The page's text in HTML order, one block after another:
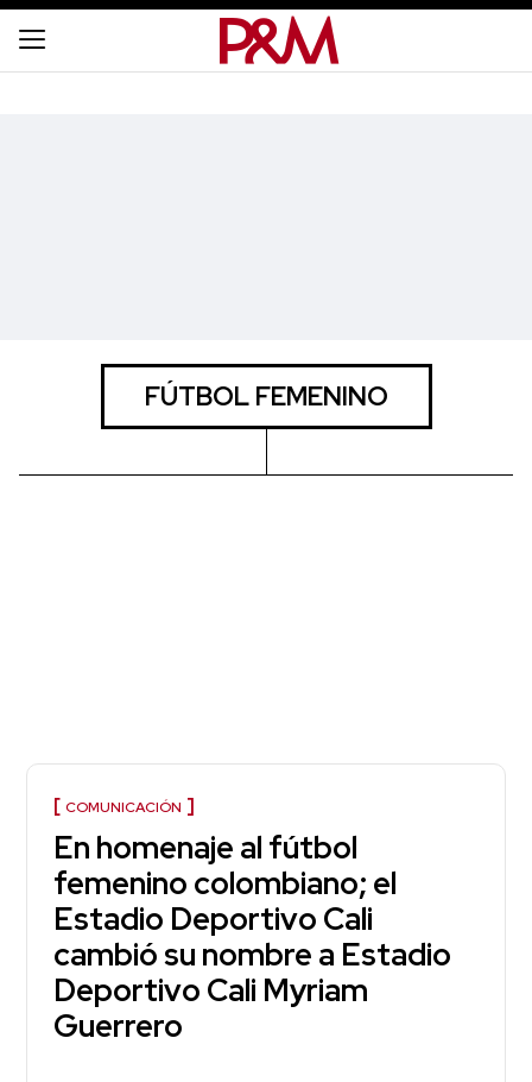
FÚTBOL FEMENINO
COMUNICACIÓN
En homenaje al fútbol
femenino colombiano; el
Estadio Deportivo Cali
cambió su nombre a Estadio
Deportivo Cali Myriam
Guerrero